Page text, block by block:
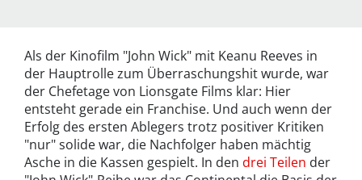
Als der Kinofilm "John Wick" mit Keanu Reeves in
der Hauptrolle zum Überraschungshit wurde, war
der Chefetage von Lionsgate Films klar: Hier
entsteht gerade ein Franchise. Und auch wenn der
Erfolg des ersten Ablegers trotz positiver Kritiken
"nur" solide war, die Nachfolger haben mächtig
Asche in die Kassen gespielt. In den drei Teilen der